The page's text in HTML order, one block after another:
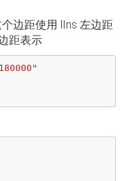
边距使用 lIns 左边距
距表示